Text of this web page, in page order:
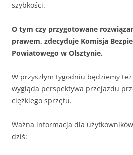
szybkości.
O tym czy przygotowane
prawem, zdecyduje Komisja
Powiatowego w Olsztynie.
W przyszłym tygodniu będziemy
wygląda perspektywa przejazdu
ciężkiego sprzętu.
Ważna informacja dla
dziś: